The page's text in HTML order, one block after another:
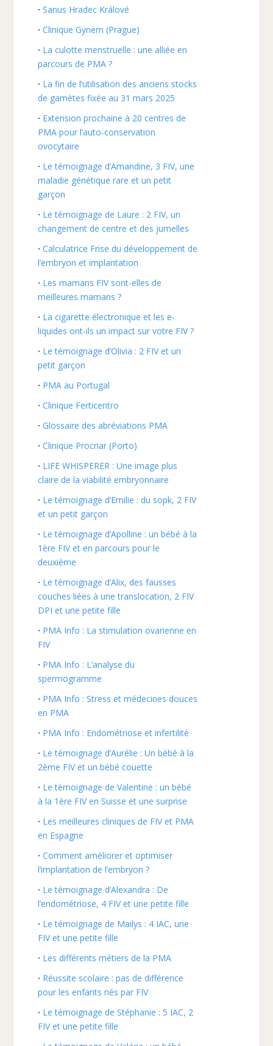
Sanus Hradec Králové
Clinique Gynem (Prague)
La culotte menstruelle : une alliée en
parcours de PMA ?
La fin de l’utilisation des anciens stocks
de gamètes fixée au 31 mars 2025
Extension prochaine à 20 centres de
PMA pour l’auto-conservation
ovocytaire
Le témoignage d’Amandine, 3 FIV, une
maladie génétique rare et un petit
garçon
Le témoignage de Laure : 2 FIV, un
changement de centre et des jumelles
Calculatrice Frise du développement de
l’embryon et implantation
Les mamans FIV sont-elles de
meilleures mamans ?
La cigarette électronique et les e-
liquides ont-ils un impact sur votre FIV ?
Le témoignage d’Olivia : 2 FIV et un
petit garçon
PMA au Portugal
Clinique Ferticentro
Glossaire des abréviations PMA
Clinique Procriar (Porto)
LIFE WHISPERER : Une image plus
claire de la viabilité embryonnaire
Le témoignage d’Emilie : du sopk, 2 FIV
et un petit garçon
Le témoignage d’Apolline : un bébé à la
1ère FIV et en parcours pour le
deuxième
Le témoignage d’Alix, des fausses
couches liées à une translocation, 2 FIV
DPI et une petite fille
PMA Info : La stimulation ovarienne en
FIV
PMA Info : L’analyse du
spermogramme
PMA Info : Stress et médecines douces
en PMA
PMA Info : Endométriose et infertilité
Le témoignage d’Aurélie : Un bébé à la
2ème FIV et un bébé couette
Le témoignage de Valentine : un bébé
à la 1ère FIV en Suisse et une surprise
Les meilleures cliniques de FIV et PMA
en Espagne
Comment améliorer et optimiser
l’implantation de l’embryon ?
Le témoignage d’Alexandra : De
l’endométriose, 4 FIV et une petite fille
Le témoignage de Mailys : 4 IAC, une
FIV et une petite fille
Les différents métiers de la PMA
Réussite scolaire : pas de différence
pour les enfants nés par FIV
Le témoignage de Stéphanie : 5 IAC, 2
FIV et une petite fille